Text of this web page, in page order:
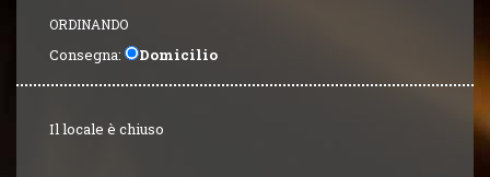
ORDINANDO
Consegna: Domicilio
Il locale è chiuso